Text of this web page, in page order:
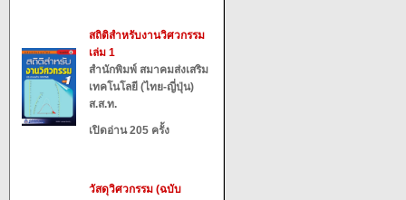
สถิติสำหรับงานวิศวกรรม
เล่ม 1
สำนักพิมพ์ สมาคมส่งเสริม
เทคโนโลยี (ไทย-ญี่ปุ่น)
ส.ส.ท.
เปิดอ่าน 205 ครั้ง
วัสดุวิศวกรรม (ฉบับ